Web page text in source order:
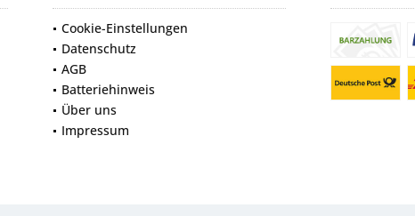
Cookie-Einstellungen
Datenschutz
AGB
Batteriehinweis
Über uns
Impressum